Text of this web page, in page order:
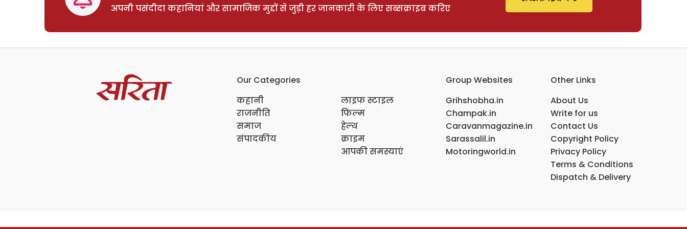
अपनी पसंदीदा कहानियां और सामाजिक मुद्दों से जुड़ी हर जानकारी के लिए सब्सक्राइब करिए
Our Categories
कहानी
राजनीति
समाज
संपादकीय
लाइफ स्टाइल
फिल्म
हेल्थ
क्राइम
आपकी समस्याएं
Group Websites
Grihshobha.in
Champak.in
Caravanmagazine.in
Sarassalil.in
Motoringworld.in
Other Links
About Us
Write for us
Contact Us
Copyright Policy
Privacy Policy
Terms & Conditions
Dispatch & Delivery